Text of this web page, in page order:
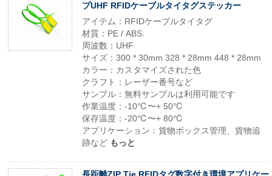
プUHF RFIDケーブルタイタグステッカー
アイテム：RFIDケーブルタイタグ
材質：PE / ABS.
周波数：UHF
サイズ：300 * 30mm 328 * 28mm 448 * 28mm
カラー：カスタマイズされた色
クラフト：レーザー番号など
サンプル：無料サンプルは利用可能です
作業温度：-10℃〜+ 50℃
保存温度：-20℃〜+ 80℃
アプリケーション：貨物ボックス管理、貨物追
跡など もっと